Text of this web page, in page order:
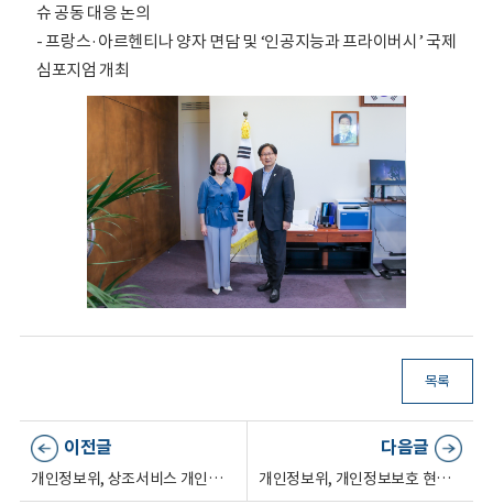
슈 공동 대응 논의
- 프랑스·아르헨티나 양자 면담 및 ‘인공지능과 프라이버시’ 국제
심포지엄 개최
목록
이전글
개인정보위, 상조서비스 개인정보 보호 취약요인 선제 점검(6.24.)
다음글
개인정보위, 개인정보보호 현장 간담회 개최(7.2.)